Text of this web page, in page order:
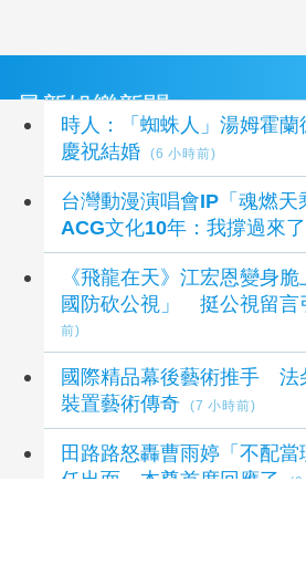
最新娛樂新聞
時人：「蜘蛛人」湯姆霍
慶祝結婚
(6 小時前)
台灣動漫演唱會IP「魂燃
ACG文化10年：我撐過來了
《飛龍在天》江宏恩變身
國防砍公視」 挺公視留言
前)
國際精品幕後藝術推手 法
裝置藝術傳奇
(7 小時前)
田路路怒轟曹雨婷「不配
任出面 本尊首度回應了
(9